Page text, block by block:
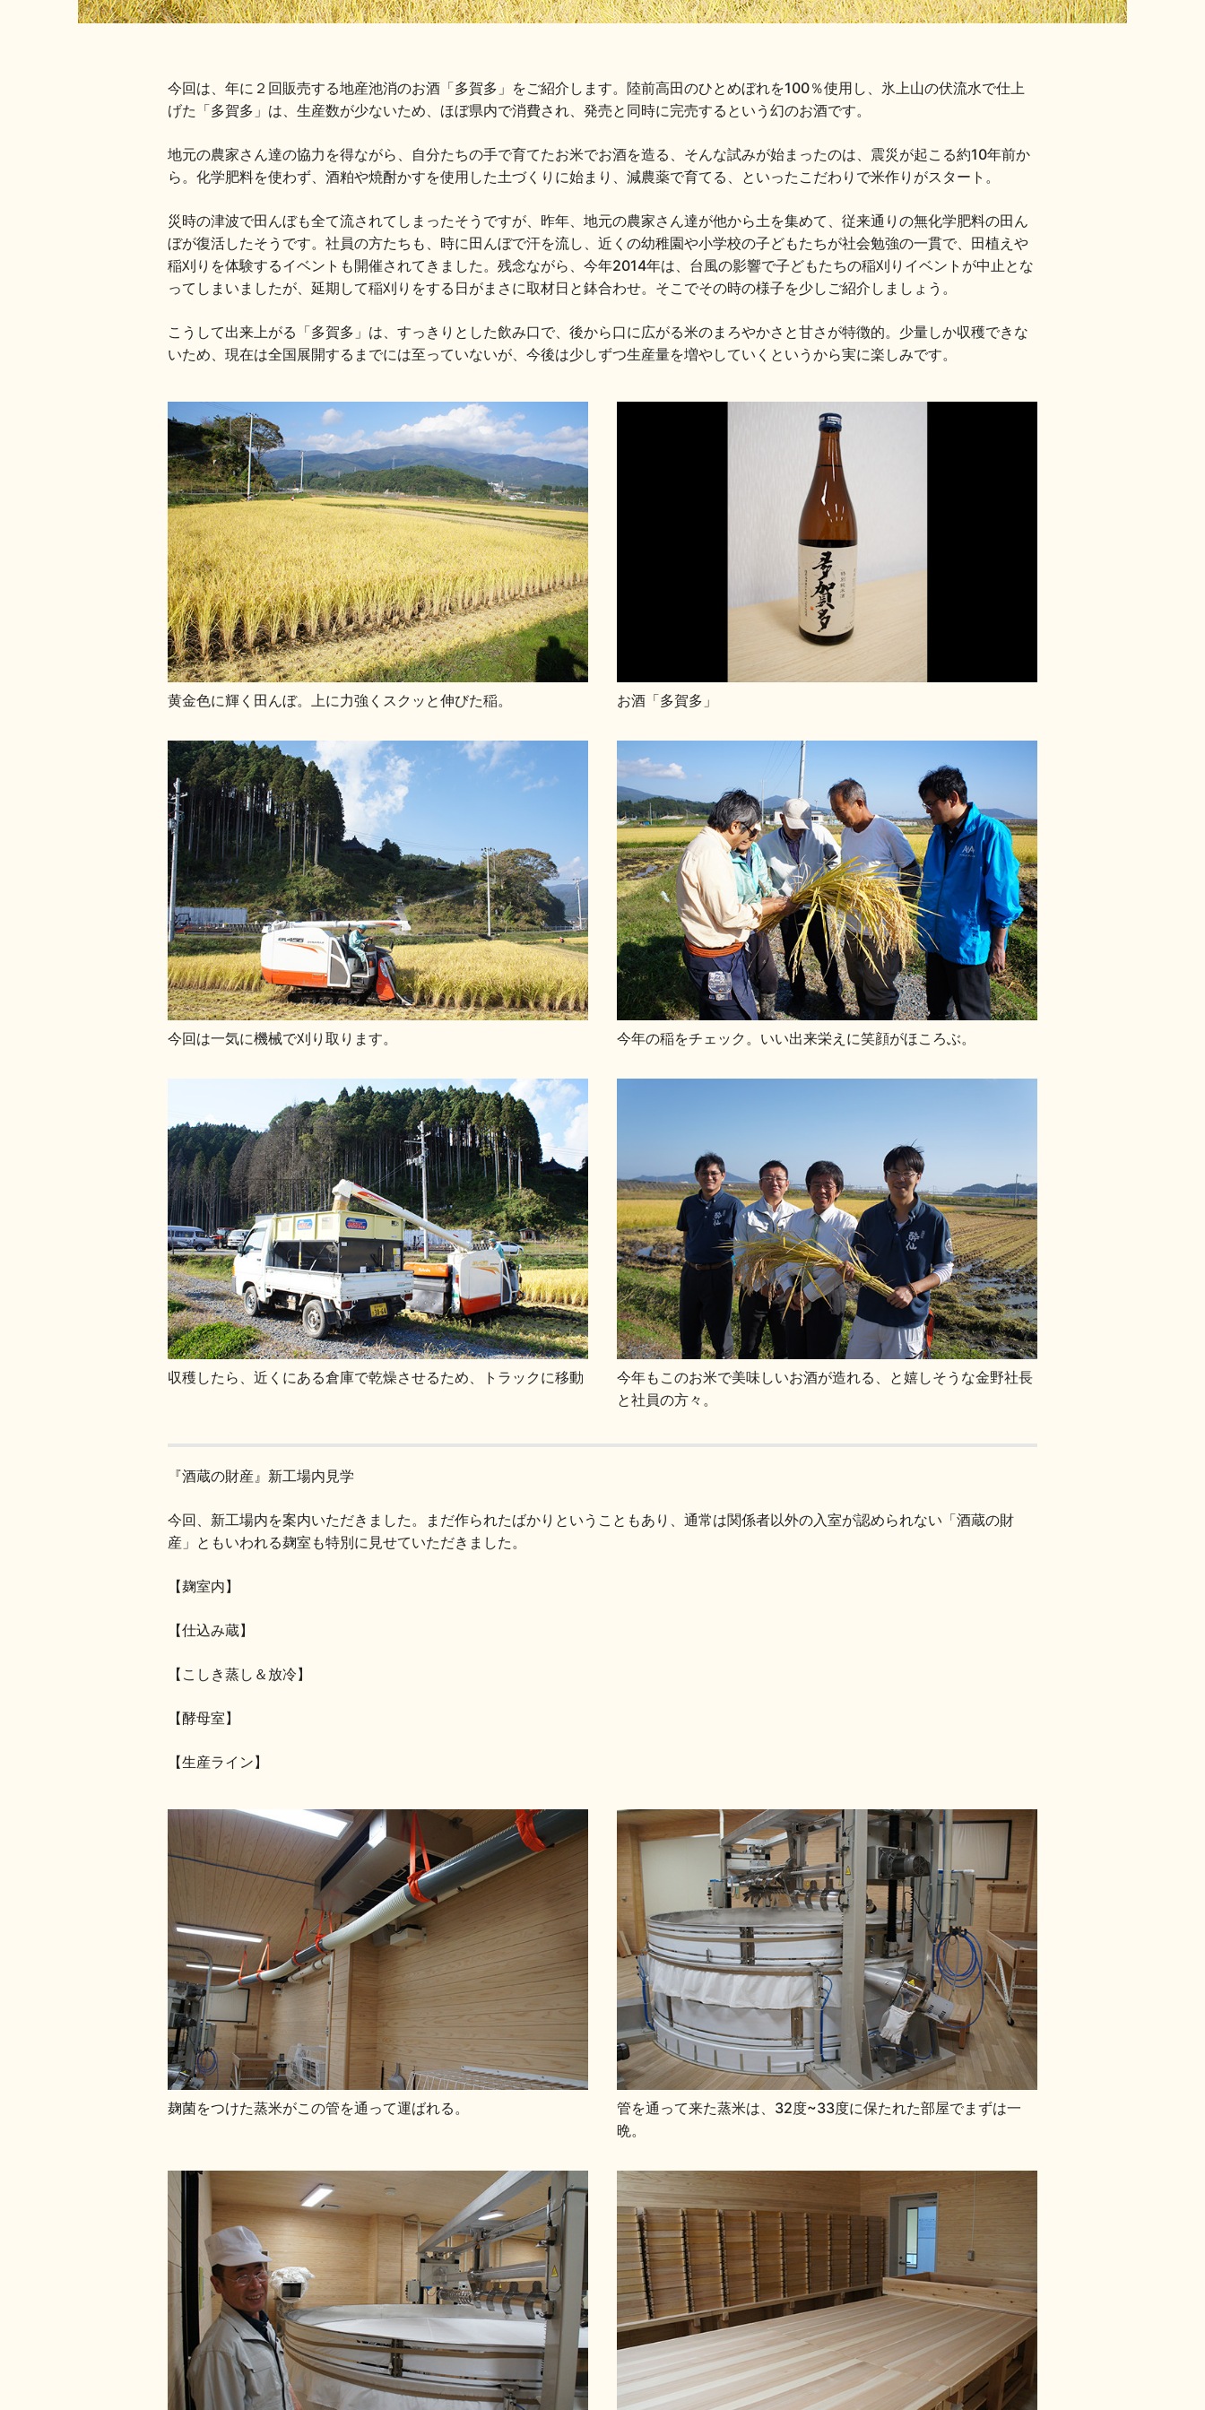
今回は、年に２回販売する地産池消のお酒「多賀多」をご紹介します。陸前高田のひとめぼれを100％使用し、氷上山の伏流水で仕上
げた「多賀多」は、生産数が少ないため、ほぼ県内で消費され、発売と同時に完売するという幻のお酒です。
地元の農家さん達の協力を得ながら、自分たちの手で育てたお米でお酒を造る、そんな試みが始まったのは、震災が起こる約10年前か
ら。化学肥料を使わず、酒粕や焼酎かすを使用した土づくりに始まり、減農薬で育てる、といったこだわりで米作りがスタート。
災時の津波で田んぼも全て流されてしまったそうですが、昨年、地元の農家さん達が他から土を集めて、従来通りの無化学肥料の田ん
ぼが復活したそうです。社員の方たちも、時に田んぼで汗を流し、近くの幼稚園や小学校の子どもたちが社会勉強の一貫で、田植えや
稲刈りを体験するイベントも開催されてきました。残念ながら、今年2014年は、台風の影響で子どもたちの稲刈りイベントが中止とな
ってしまいましたが、延期して稲刈りをする日がまさに取材日と鉢合わせ。そこでその時の様子を少しご紹介しましょう。
こうして出来上がる「多賀多」は、すっきりとした飲み口で、後から口に広がる米のまろやかさと甘さが特徴的。少量しか収穫できな
いため、現在は全国展開するまでには至っていないが、今後は少しずつ生産量を増やしていくというから実に楽しみです。
黄金色に輝く田んぼ。上に力強くスクッと伸びた稲。 お酒「多賀多」
今回は一気に機械で刈り取ります。 今年の稲をチェック。いい出来栄えに笑顔がほころぶ。
収穫したら、近くにある倉庫で乾燥させるため、トラックに移動
今年もこのお米で美味しいお酒が造れる、と嬉しそうな金野社長
と社員の方々。
『酒蔵の財産』新工場内見学
今回、新工場内を案内いただきました。まだ作られたばかりということもあり、通常は関係者以外の入室が認められない「酒蔵の財
産」ともいわれる麹室も特別に見せていただきました。
【麹室内】
【仕込み蔵】
【こしき蒸し＆放冷】
【酵母室】
【生産ライン】
麹菌をつけた蒸米がこの管を通って運ばれる。
管を通って来た蒸米は、32度~33度に保たれた部屋でまずは一
晩。